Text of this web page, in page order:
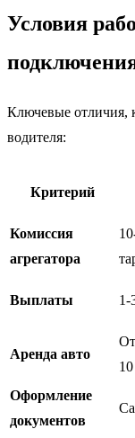
Условия
Ключевые отличия,
водителя:
Критерий
Комиссия
агрегатора
Выплаты 1-
Аренда авто
Оформление
документов